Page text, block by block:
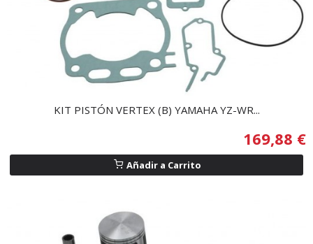
KIT PISTÓN VERTEX (B) YAMAHA YZ-WR...
169,88 €
Añadir a Carrito